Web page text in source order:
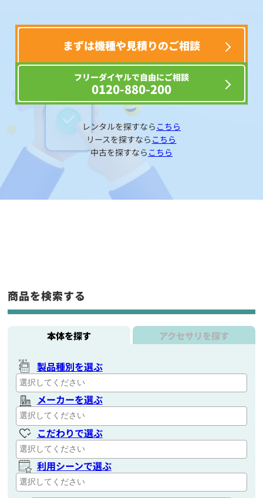
まずは機種や見積りのご相談
フリーダイヤルで自由にご相談
0120-880-200
レンタルを探すなら こちら
リースを探すなら こちら
中古を探すなら こちら
商品を検索する
本体を探す アクセサリを探す
製品種別を選ぶ
メーカーを選ぶ
こだわりで選ぶ
利用シーンで選ぶ